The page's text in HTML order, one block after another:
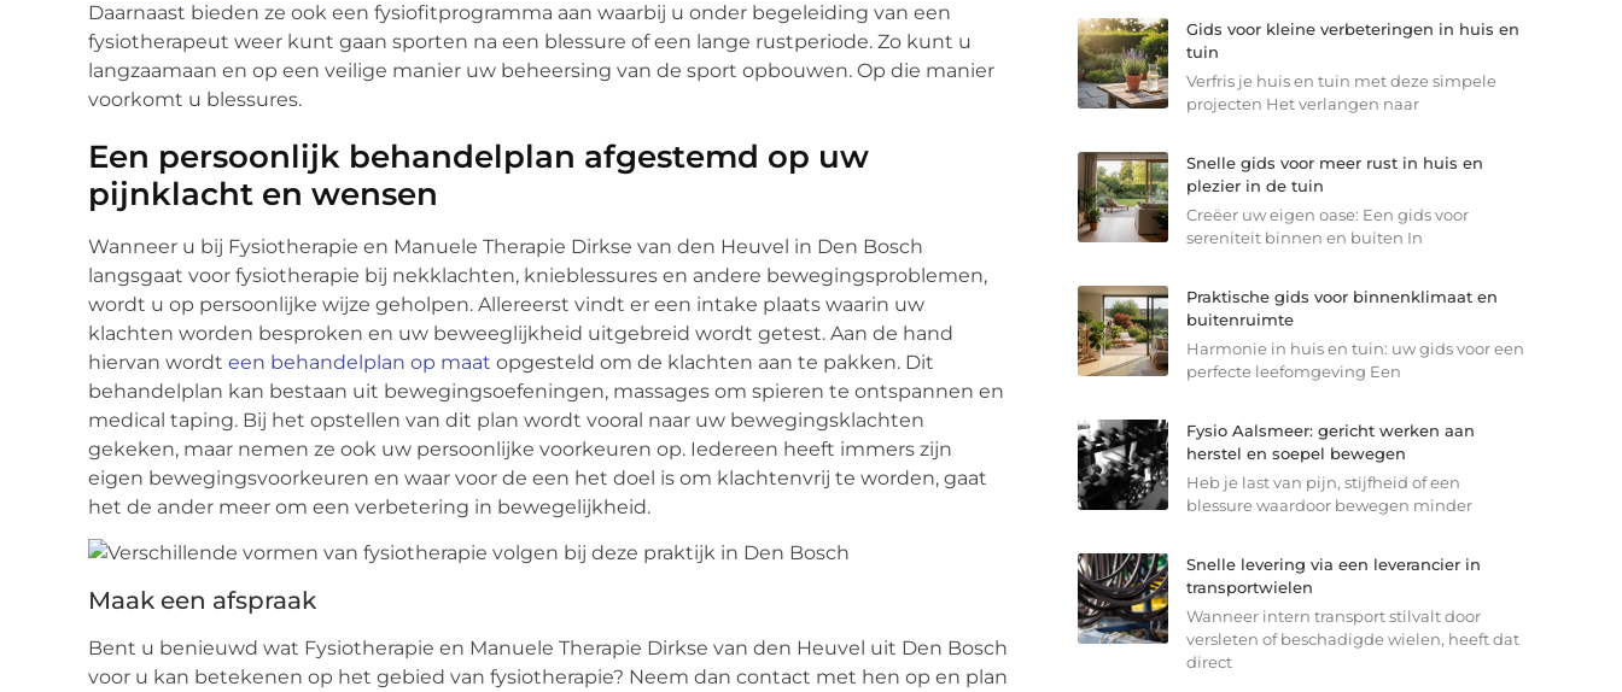
Daarnaast bieden ze ook een fysiofitprogramma aan waarbij u onder begeleiding van een
fysiotherapeut weer kunt gaan sporten na een blessure of een lange rustperiode. Zo kunt u
langzaamaan en op een veilige manier uw beheersing van de sport opbouwen. Op die manier
voorkomt u blessures.
Een persoonlijk behandelplan afgestemd op uw
pijnklacht en wensen
Wanneer u bij Fysiotherapie en Manuele Therapie Dirkse van den Heuvel in Den Bosch
langsgaat voor fysiotherapie bij nekklachten, knieblessures en andere bewegingsproblemen,
wordt u op persoonlijke wijze geholpen. Allereerst vindt er een intake plaats waarin uw
klachten worden besproken en uw beweeglijkheid uitgebreid wordt getest. Aan de hand
hiervan wordt een behandelplan op maat opgesteld om de klachten aan te pakken. Dit
behandelplan kan bestaan uit bewegingsoefeningen, massages om spieren te ontspannen en
medical taping. Bij het opstellen van dit plan wordt vooral naar uw bewegingsklachten
gekeken, maar nemen ze ook uw persoonlijke voorkeuren op. Iedereen heeft immers zijn
eigen bewegingsvoorkeuren en waar voor de een het doel is om klachtenvrij te worden, gaat
het de ander meer om een verbetering in bewegelijkheid.
Maak een afspraak
Bent u benieuwd wat Fysiotherapie en Manuele Therapie Dirkse van den Heuvel uit Den Bosch
voor u kan betekenen op het gebied van fysiotherapie? Neem dan contact met hen op en plan
Gids voor kleine verbeteringen in huis en
tuin
Verfris je huis en tuin met deze simpele
projecten Het verlangen naar
Snelle gids voor meer rust in huis en
plezier in de tuin
Creëer uw eigen oase: Een gids voor
sereniteit binnen en buiten In
Praktische gids voor binnenklimaat en
buitenruimte
Harmonie in huis en tuin: uw gids voor een
perfecte leefomgeving Een
Fysio Aalsmeer: gericht werken aan
herstel en soepel bewegen
Heb je last van pijn, stijfheid of een
blessure waardoor bewegen minder
Snelle levering via een leverancier in
transportwielen
Wanneer intern transport stilvalt door
versleten of beschadigde wielen, heeft dat
direct